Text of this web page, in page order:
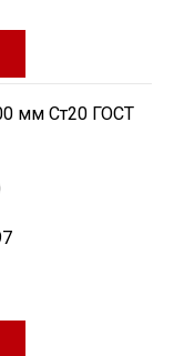
мм Ст20 ГОСТ